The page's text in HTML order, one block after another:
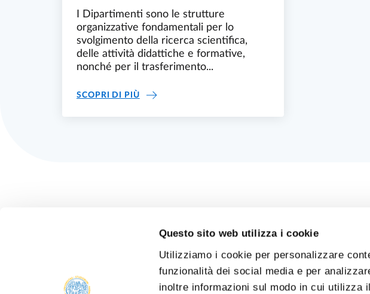
Questo sito web utilizza i cookie
Utilizziamo i cookie per personalizzare
funzionalità dei social media e per
inoltre informazioni sul modo in cui utilizza
I Dipartimenti sono le strutture
organizzative fondamentali per lo
svolgimento della ricerca scientifica,
delle attività didattiche e formative,
nonché per il trasferimento...
SCOPRI DI PIÙQUALITÀ DI DIPARTIMENTO